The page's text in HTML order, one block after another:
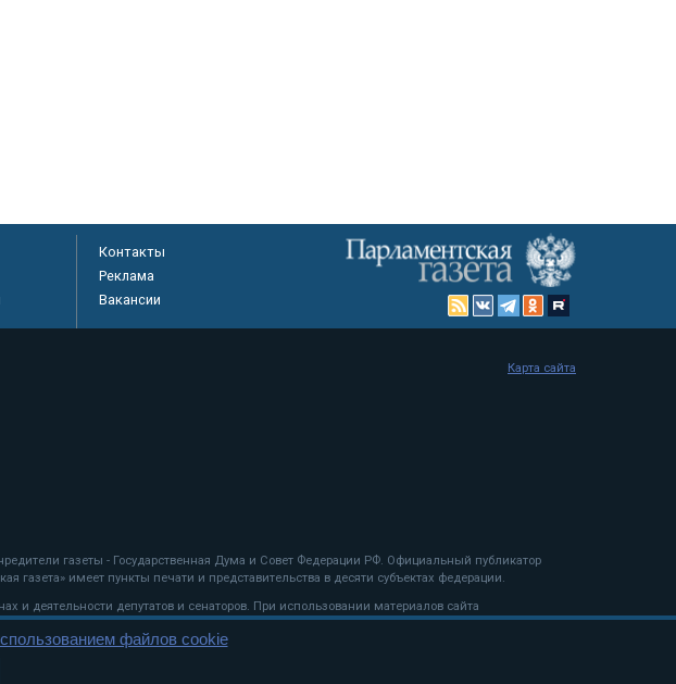
Контакты
Реклама
Вакансии
газеты - Государственная Дума и Совет Федерации РФ. Официальный публикатор
газета» имеет пункты печати и представительства в десяти субъектах федерации.
и деятельности депутатов и сенаторов. При использовании материалов сайта
Карта сайта
файлов cookie